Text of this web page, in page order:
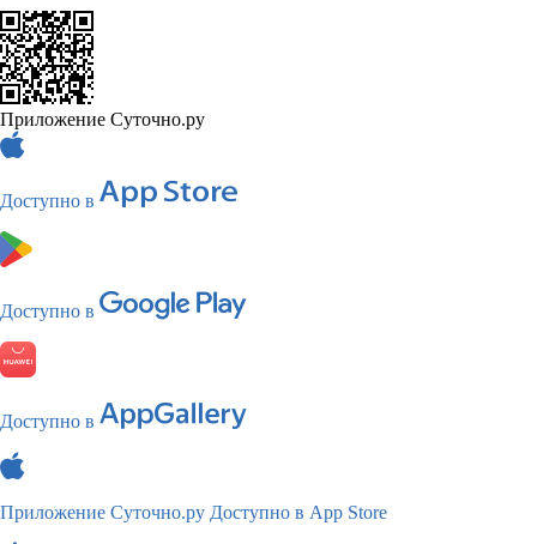
Приложение Суточно.ру
Доступно в
Доступно в
Доступно в
Приложение Суточно.ру Доступно в App Store